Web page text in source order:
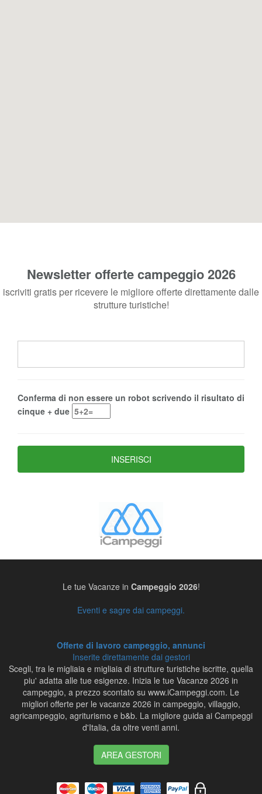
Newsletter offerte campeggio 2026
iscriviti gratis per ricevere le migliore offerte direttamente dalle
strutture turistiche!
Conferma di non essere un robot scrivendo il risultato di
cinque + due
Le tue Vacanze in Campeggio 2026!
Eventi e sagre dai campeggi.
Offerte di lavoro campeggio, annunci
Inserite direttamente dai gestori
Scegli, tra le migliaia e migliaia di strutture turistiche iscritte, quella
piu' adatta alle tue esigenze. Inizia le tue Vacanze 2026 in
campeggio, a prezzo scontato su www.iCampeggi.com. Le
migliori offerte per le vacanze 2026 in campeggio, villaggio,
agricampeggio, agriturismo e b&b. La migliore guida ai Campeggi
d'Italia, da oltre venti anni.
AREA GESTORI